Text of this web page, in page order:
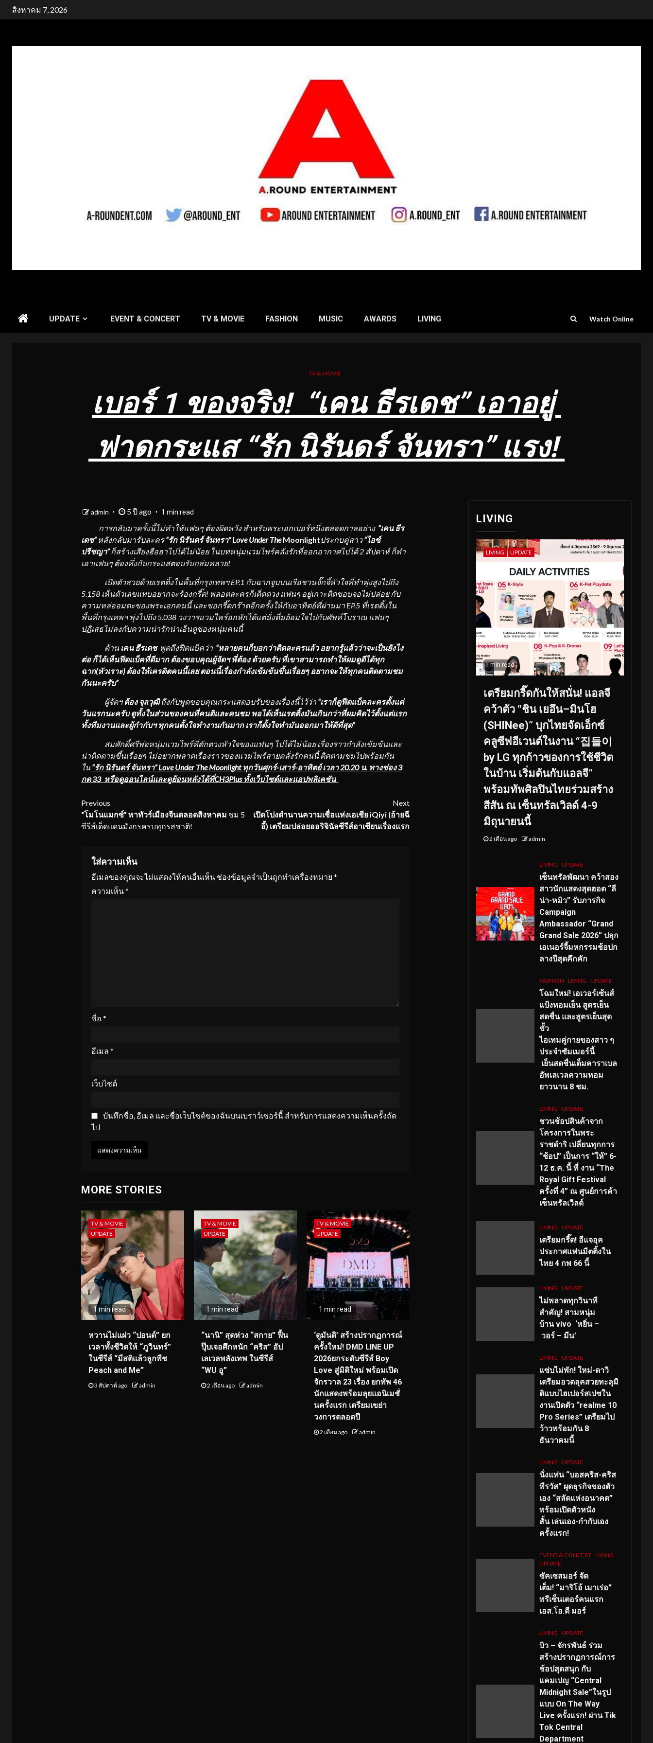
Skipสิงหาคม 7, 2026
UPDATE EVENT & CONCERT TV & MOVIE FASHION MUSIC AWARDS LIVING Watch Online
TV & MOVIE
เบอร์ 1 ของจริง! “เคน ธีรเดช” เอาอยู่
ฟาดกระแส “รัก นิรันดร์ จันทรา” แรง!
admin 5 ปี ago 1 min read
การกลับมาครั้งนี้ไม่ทำให้แฟนๆ ต้องผิดหวัง สำหรับพระเอกเบอร์หนึ่งตลอดกาลอย่าง “เคน ธีร
เดช”หลังกลับมารับละคร“รัก นิรันดร์ จันทรา”Love Under TheMoonlightประกบคู่สาว“ไอซ์
ปรีชญา”ก็สร้างเสียงฮือฮาไปได้ไม่น้อย ในบทหนุ่มแวมไพร์คลั่งรักที่ออกอากาศไปได้ 2 สัปดาห์ ก็ทำ
เอาแฟนๆ ต้องทึ่งกับกระแสตอบรับถล่มทลาย!
เปิดตัวสวยด้วยเรตติ้งในพื้นที่กรุงเทพฯEP.1 กับฉากจูบบนเรือชวนจั๊กจี้หัวใจที่ทำพุ่งสูงไปถึง
5.158 เห็นตัวเลขแทบอยากจะร้องกรี๊ด! พลอตละครก็เด็ดดวง แฟนๆ อยู่เกาะติดขอบจอไม่ปล่อย กับ
ความหล่ออมตะของพระเอกคนนี้ และขอกรี๊ดกร๊าดอีกครั้งให้กับอาทิตย์ที่ผ่านมา EP.5 ที่เรตติ้งใน
พื้นที่กรุงเทพฯ พุ่งไปถึง 5.038 วงวารแวมไพร์อกหักได้แต่นั่งดื่มย้อมใจไปกับศัพท์โบราณ แฟนๆ
ปฏิเสธไม่ลงกับความน่ารักน่าเอ็นดูของหนุ่มคนนี้
ด้าน เคน ธีรเดชพูดถึงฟีดแบ็คว่า “หลายคนก็บอกว่าติดละครแล้ว อยากรู้แล้วว่าจะเป็นยังไง
ต่อ ก็ได้เห็นฟีดแบ็คที่ดีมาก ต้องขอบคุณผู้จัดฯ พี่ต้อง ด้วยครับ ที่เขาสามารถทำให้ผมดูดีได้ทุก
ฉาก(หัวเราะ) ต้องให้เครดิตคนนี้เลย ตอนนี้เรื่องกำลังเข้มข้นขึ้นเรื่อยๆ อยากจะให้ทุกคนติดตามชม
กันนะครับ”
ผู้จัดฯต้อง จุลวุฒิถึงกับพูดขอบคุณกระแสตอบรับของเรื่องนี้ไว้ว่า “เราก็ดูฟีดแบ็คละครตั้งแต่
วันแรกนะครับ ดูทั้งในส่วนของคนที่คนติและคนชม พอได้เห็นเรตติ้งมันเกินกว่าที่ผมคิดไว้ตั้งแต่แรก
ทั้งทีมงานและผู้กำกับฯ ทุกคนตั้งใจทำงานกันมาก เราก็ตั้งใจทำมันออกมาให้ดีที่สุด”
สมศักดิ์ศรีพ่อหนุ่มแวมไพร์ที่ตักตวงหัวใจของแฟนๆ ไปได้ไม่น้อย เรื่องราวกำลังเข้มข้นและ
น่าติดตามขึ้นเรื่อยๆ ไม่อยากพลาดเรื่องราวของแวมไพร์สายคลั่งรักคนนี้ ติดตามชมไปพร้อมกัน
ใน “รัก นิรันดร์ จันทรา” Love Under The Moonlight ทุกวันศุกร์-เสาร์-อาทิตย์ เวลา 20.20 น. ทางช่อง 3
กด 33 หรือดูออนไลน์และดูย้อนหลังได้ที่CH3Plus ทั้งเว็บไซต์และแอปพลิเคชัน
Continue
Reading
Previous
“โมโนแมกซ์” พาทัวร์เมืองจีนตลอดสิงหาคม ชม 5
ซีรีส์เด็ดแดนมังกรครบทุกรสชาติ!
Next
เปิดโปงตำนานความเชื่อแห่งเอเชีย iQiyi (อ้ายฉี
อี้) เตรียมปล่อยออริจินัลซีรีส์อาเซียนเรื่องแรก
ใส่ความเห็น
อีเมลของคุณจะไม่แสดงให้คนอื่นเห็น ช่องข้อมูลจำเป็นถูกทำเครื่องหมาย *
ความเห็น*
ชื่อ *
อีเมล *
เว็บไซต์
บันทึกชื่อ, อีเมล และชื่อเว็บไซต์ของฉันบนเบราว์เซอร์นี้ สำหรับการแสดงความเห็นครั้งถัด
ไป
MORE STORIES
TV & MOVIE
UPDATE
1 min read
หวานไม่แผ่ว “ปอนด์” ยก
เวลาทั้งชีวิตให้ “ภูวินทร์”
ในซีรีส์ “มีสติแล้วลูกพีช
Peach and Me”
3 สัปดาห์ ago admin
TV & MOVIE
UPDATE
1 min read
“นานิ” สุดห่วง “สกาย” ฟื้น
ปุ๊บเจอศึกหนัก “คริส” อัป
เลเวลพลังเทพ ในซีรีส์
“WU อู”
2 เดือน ago admin
TV & MOVIE
UPDATE
1 min read
‘ดูมันดิ’ สร้างปรากฏการณ์
ครั้งใหม่! DMD LINE UP
2026ยกระดับซีรีส์ Boy
Love สู่มิติใหม่ พร้อมเปิด
จักรวาล 23 เรื่อง ยกทัพ 46
นักแสดงพร้อมลุยแอนิเมชั่
นครั้งแรก เตรียมเขย่า
วงการตลอดปี
2 เดือน ago admin
LIVING
LIVING UPDATE
1 min read
เตรียมกรี๊ดกันให้สนั่น! แอลจี
คว้าตัว “ชิน เยอึน–มินโฮ
(SHINee)” บุกไทยจัดเอ็กซ์
คลูซีฟอีเวนต์ในงาน “집들이
by LG ทุกก้าวของการใช้ชีวิต
ในบ้าน เริ่มต้นกับแอลจี”
พร้อมทัพศิลปินไทยร่วมสร้าง
สีสัน ณ เซ็นทรัลเวิลด์ 4-9
มิถุนายนนี้
2 เดือน ago admin
LIVING UPDATE
เซ็นทรัลพัฒนา คว้าสอง
สาวนักแสดงสุดฮอต “ลี
น่า-หมิว” รับภารกิจ
Campaign
Ambassador “Grand
Grand Sale 2026” ปลุก
เอเนอร์จี้มหกรรมช้อปก
ลางปีสุดคึกคัก
FASHION LIVING UPDATE
โฉมใหม่! เอเวอร์เซ้นส์
แป้งหอมเย็น สูตรเย็น
สดชื่น และสูตรเย็นสุด
ขั้ว
ไอเทมคู่กายของสาว ๆ
ประจำซัมเมอร์นี้
เย็นสดชื่นเต็มคาราเบล
อัพเลเวลความหอม
ยาวนาน 8 ชม.
LIVING UPDATE
ชวนช้อปสินค้าจาก
โครงการในพระ
ราชดำริ เปลี่ยนทุกการ
“ช้อป” เป็นการ “ให้” 6-
12 ธ.ค. นี้ ที่ งาน “The
Royal Gift Festival
ครั้งที่ 4” ณ ศูนย์การค้า
เซ็นทรัลเวิลด์
LIVING UPDATE
เตรียมกรี๊ด! อีแจอุค
ประกาศแฟนมีตติ้งใน
ไทย 4 กพ 66 นี้
LIVING UPDATE
ไม่พลาดทุกวินาที
สำคัญ! สามหนุ่ม
บ้าน vivo ‘หยิ่น –
วอร์ – มีน’
LIVING UPDATE
แซ่บไม่พัก! ใหม่-ดาวิ
เตรียมอวดลุคสวยทะลุมิ
ติแบบไฮเปอร์สเปซใน
งานเปิดตัว “realme 10
Pro Series” เตรียมไป
ว้าวพร้อมกัน 8
ธันวาคมนี้
LIVING UPDATE
นั่งแท่น “บอสคริส-คริส
พีรวัส” ผุดธุรกิจของตัว
เอง “สลัดแห่งอนาคต”
พร้อมเปิดตัวหนัง
สั้น เล่นเอง-กำกับเอง
ครั้งแรก!
EVENT & CONCERT LIVING
UPDATE
ซัคเซสมอร์ จัด
เต็ม! “มาริโอ้ เมาเร่อ”
พรีเซ็นเตอร์คนแรก
เอส.โอ.ดี มอร์
LIVING UPDATE
บิว – จักรพันธ์ ร่วม
สร้างปรากฏการณ์การ
ช้อปสุดสนุก กับ
แคมเปญ “Central
Midnight Sale”ในรูป
แบบ On The Way
Live ครั้งแรก! ผ่าน Tik
Tok Central
Department